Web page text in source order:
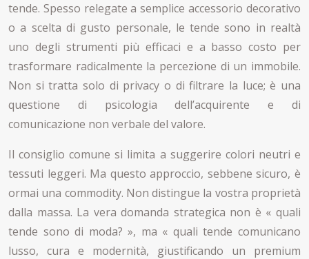
tende. Spesso relegate a semplice accessorio decorativo
o a scelta di gusto personale, le tende sono in realtà
uno degli strumenti più efficaci e a basso costo per
trasformare radicalmente la percezione di un immobile.
Non si tratta solo di privacy o di filtrare la luce; è una
questione di psicologia dell’acquirente e di
comunicazione non verbale del valore.
Il consiglio comune si limita a suggerire colori neutri e
tessuti leggeri. Ma questo approccio, sebbene sicuro, è
ormai una commodity. Non distingue la vostra proprietà
dalla massa. La vera domanda strategica non è « quali
tende sono di moda? », ma « quali tende comunicano
lusso, cura e modernità, giustificando un premium